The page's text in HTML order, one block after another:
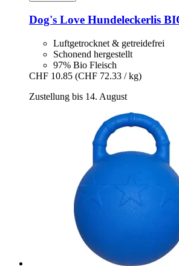
Dog's Love Hundeleckerlis
Luftgetrocknet & getreidefrei
Schonend hergestellt
97% Bio Fleisch
CHF 10.85 (CHF 72.33 / kg)
Zustellung bis 14. August